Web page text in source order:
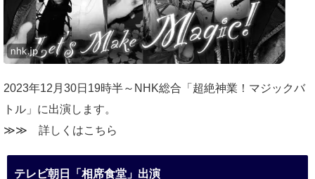
2023年12月30日19時半～NHK総合「超絶神業！マジックバ
トル」に出演します。
≫≫ 詳しくはこちら
テレビ朝日「相席食堂」出演